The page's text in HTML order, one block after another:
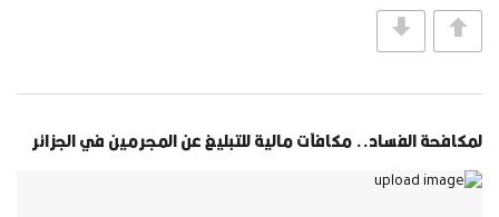
لمكافحة الفساد.. مكافآت مالية للتبليغ عن المجرمين في الجزائر